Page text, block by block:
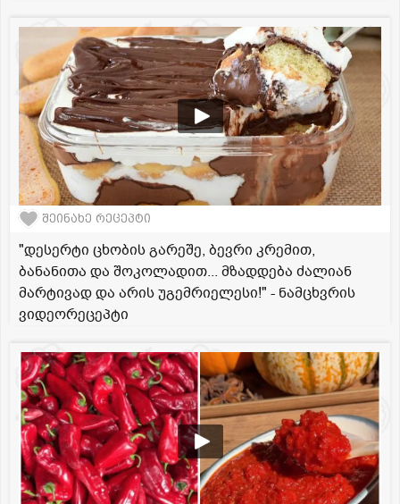
შეინახე რეცეპტი
"დესერტი ცხობის გარეშე, ბევრი კრემით,
ბანანითა და შოკოლადით... მზადდება ძალიან
მარტივად და არის უგემრიელესი!" - ნამცხვრის
ვიდეორეცეპტი